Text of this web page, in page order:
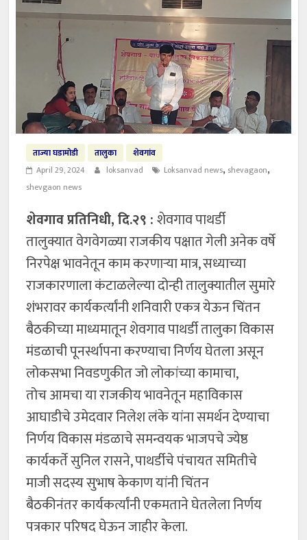
ताज्या घडामोडी तालुका
शेवगांव
April 29, 2024
loksanvad Loksanvad news, shevagaon,
shevgaon news
शेवगाव प्रतिनिधी, दि.२९ :शेवगाव पाथर्डी
तालुक्यात वेगवेगळ्या राजकीय पक्षात गेली अनेक वर्षे
निरपेक्ष भावनेतून काम करणाऱ्या मात्र, सध्याच्या
राजकारणाला कंटाळलेल्या दोन्ही तालुक्यातील सुमारे
शंभरावर कार्यकर्त्यांनी शनिवारी एकत्र येऊन चिंतन
बैठकीच्या माध्यमातून शेवगाव पाथर्डी तालुका विकास
मंडळाची पूनर्स्थापना करण्याचा निर्णय घेतला असून
लोकसभा निवडणुकीत जो लोकांच्या कामाचा,
तोच आमचा या राजकीय भावनेतून महाविकास
आघाडीचे उमेदवार निलेश लंके यांना समर्थन देण्याचा
निर्णय विकास मंडळाचे समन्वयक भाजपचे ज्येष्ठ
कार्यकर्ते सुनिल रासने, पाथर्डीचे पंचायत समितीचे
माजी सदस्य सुभाष केकाण यांनी चिंतन
बैठकीनंतर कार्यकर्त्यांनी एकमताने घेतलेला निर्णय
पत्रकार परिषद घेऊन जाहीर केला.